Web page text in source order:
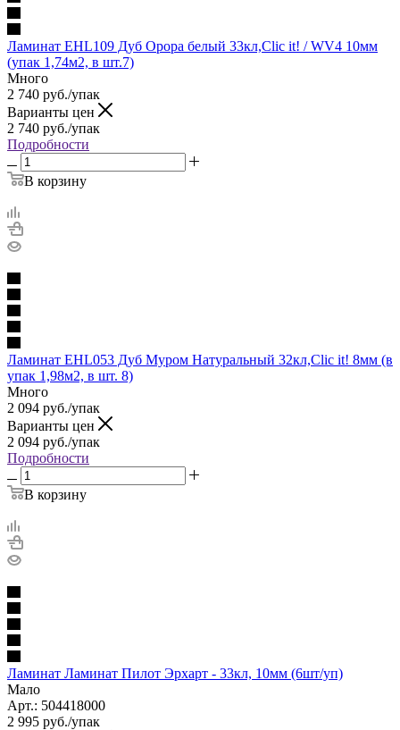
Ламинат EHL109 Дуб Орора белый 33кл,Clic it! / WV4 10мм
(упак 1,74м2, в шт.7)
Много
2 740 руб./упак
Варианты цен
2 740 руб./упак
Подробности
В корзину
Ламинат EHL053 Дуб Муром Натуральный 32кл,Clic it! 8мм (в
упак 1,98м2, в шт. 8)
Много
2 094 руб./упак
Варианты цен
2 094 руб./упак
Подробности
В корзину
Ламинат Ламинат Пилот Эрхарт - 33кл, 10мм (6шт/уп)
Мало
Арт.: 504418000
2 995 руб./упак